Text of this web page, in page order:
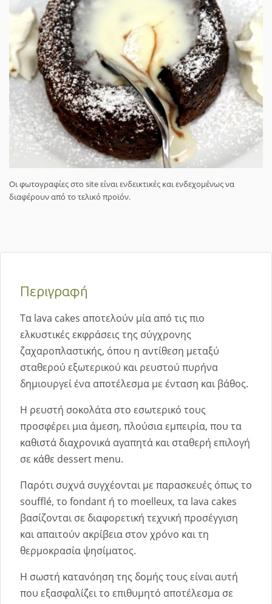
Οι φωτογραφίες στο site είναι ενδεικτικές και ενδεχομένως να
διαφέρουν από το τελικό προϊόν.
Περιγραφή
Tα lava cakes αποτελούν μία από τις πιο
ελκυστικές εκφράσεις της σύγχρονης
ζαχαροπλαστικής, όπου η αντίθεση μεταξύ
σταθερού εξωτερικού και ρευστού πυρήνα
δημιουργεί ένα αποτέλεσμα με ένταση και βάθος.
Η ρευστή σοκολάτα στο εσωτερικό τους
προσφέρει μια άμεση, πλούσια εμπειρία, που τα
καθιστά διαχρονικά αγαπητά και σταθερή επιλογή
σε κάθε dessert menu.
Παρότι συχνά συγχέονται με παρασκευές όπως το
soufflé, το fondant ή το moelleux, τα lava cakes
βασίζονται σε διαφορετική τεχνική προσέγγιση
και απαιτούν ακρίβεια στον χρόνο και τη
θερμοκρασία ψησίματος.
Η σωστή κατανόηση της δομής τους είναι αυτή
που εξασφαλίζει το επιθυμητό αποτέλεσμα σε